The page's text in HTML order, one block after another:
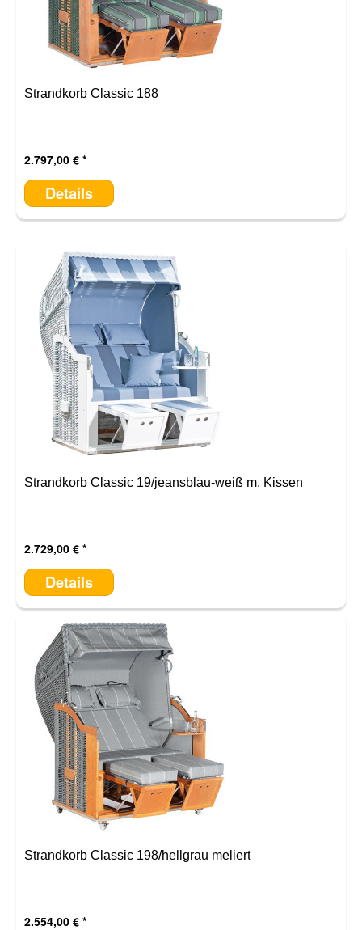
Strandkorb Classic 188
2.797,00 €
Details
Strandkorb Classic 19/jeansblau-weiß m. Kissen
2.729,00 €
Details
Strandkorb Classic 198/hellgrau meliert
2.554,00 €